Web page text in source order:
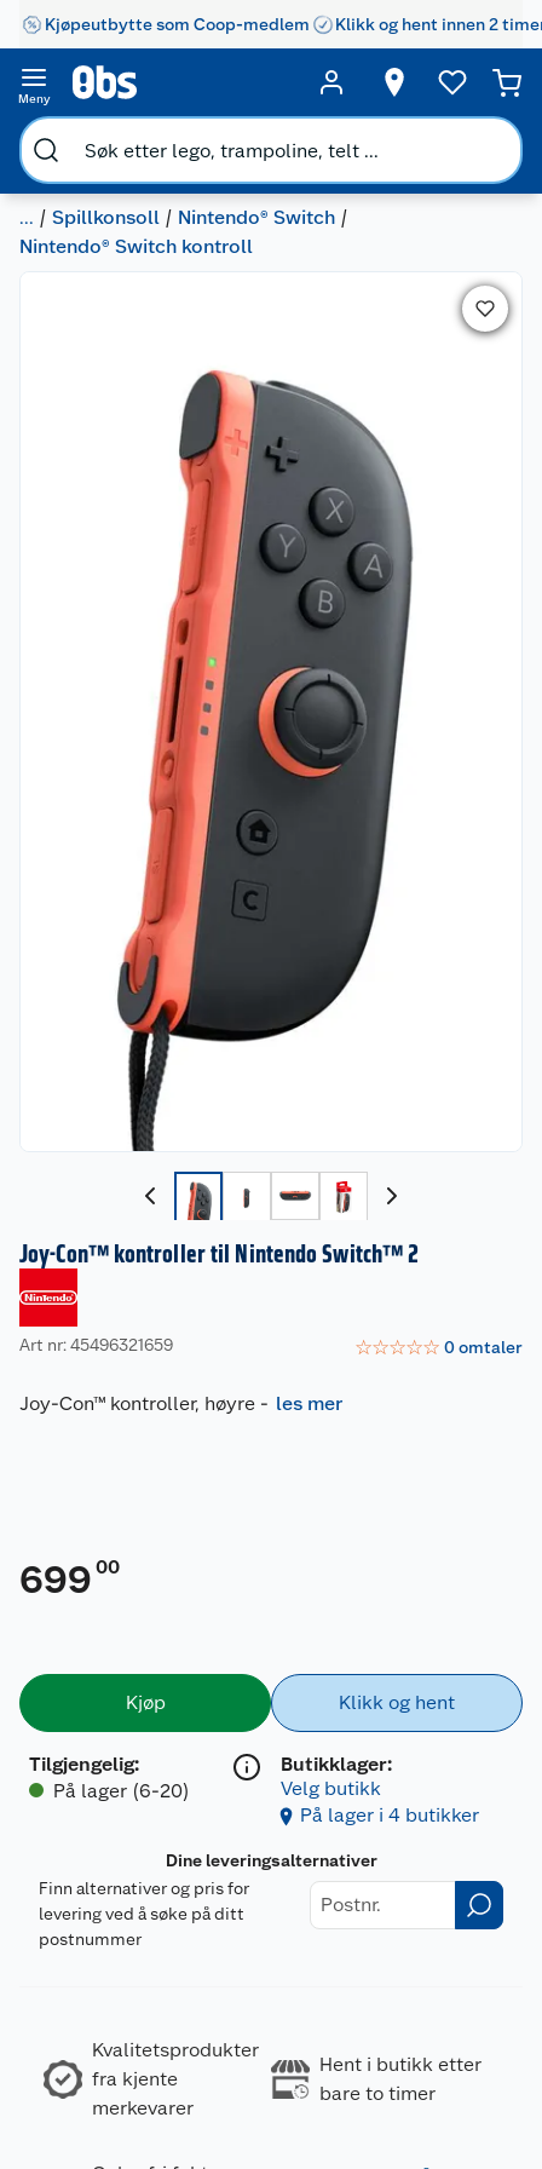
Kjøpeutbytte som Coop-medlem Klikk og hent innen 2
Meny
... Spillkonsoll
Nintendo® Switch
Nintendo® Switch kontroll
Joy-Con™ kontroller til Nintendo Switch™ 2
Art nr: 45496321659 ☆☆☆☆☆ 0omtaler
Joy-Con™ kontroller, høyre - les mer
699 00
Kjøp
Tilgjengelig:
På lager (6-20)
Klikk og hent
Butikklager:
Velg butikk
På lager i 4 butikker
Dine leveringsalternativer
Finn alternativer og pris for
levering ved å søke på ditt
postnummer
Kvalitetsprodukter
fra kjente
merkevarer
Hent i butikk etter
bare to timer